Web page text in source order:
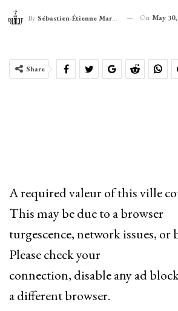
By Sébastien-Étienne Marechal On May 30,
Share
A required valeur of this ville
This may be due to a browser
turgescence, network issues, or
Please check your
connection, disable any ad
a different browser.